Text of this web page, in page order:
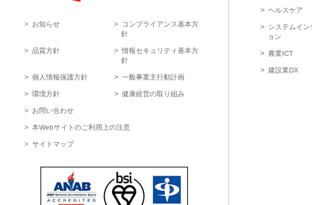
お知らせ
コンプライアンス基本方
針
品質方針
情報セキュリティ基本方
針
個人情報保護方針 一般事業主行動計画
環境方針 健康経営の取り組み
お問い合わせ
本Webサイトのご利用上の注意
サイトマップ
ヘルスケア
システムイン
ョン
農業ICT
建設業DX